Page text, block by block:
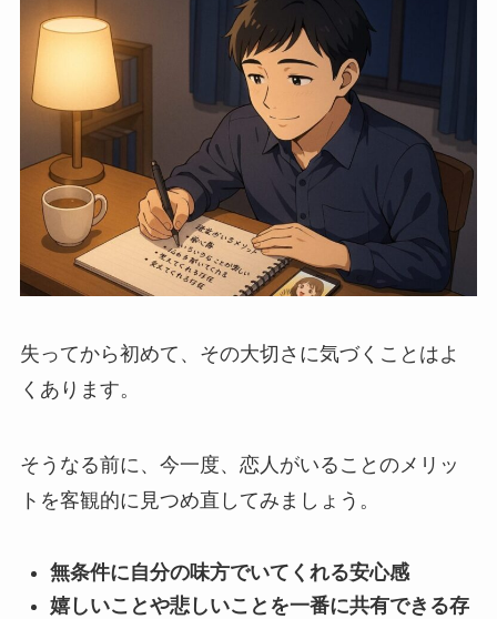
失ってから初めて、その大切さに気づくことはよ
くあります。
そうなる前に、今一度、恋人がいることのメリッ
トを客観的に見つめ直してみましょう。
無条件に自分の味方でいてくれる安心感
嬉しいことや悲しいことを一番に共有できる存